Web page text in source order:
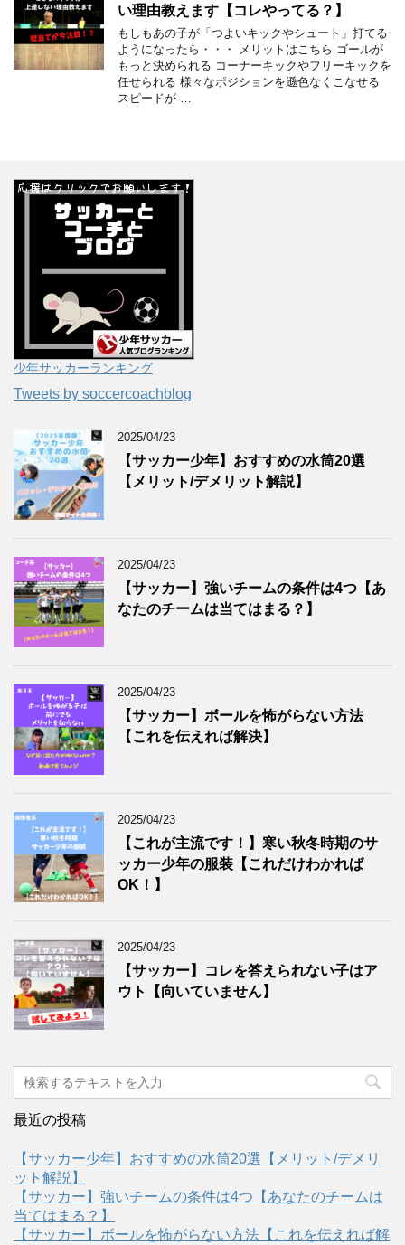
い理由教えます【コレやってる？】
もしもあの子が「つよいキックやシュート」打てる
ようになったら・・・ メリットはこちら ゴールが
もっと決められる コーナーキックやフリーキックを
任せられる 様々なポジションを遜色なくこなせる
スピードが …
少年サッカーランキング
Tweets by soccercoachblog
2025/04/23
【サッカー少年】おすすめの水筒20選
【メリット/デメリット解説】
2025/04/23
【サッカー】強いチームの条件は4つ【あ
なたのチームは当てはまる？】
2025/04/23
【サッカー】ボールを怖がらない方法
【これを伝えれば解決】
2025/04/23
【これが主流です！】寒い秋冬時期のサ
ッカー少年の服装【これだけわかれば
OK！】
2025/04/23
【サッカー】コレを答えられない子はア
ウト【向いていません】
最近の投稿
【サッカー少年】おすすめの水筒20選【メリット/デメリ
ット解説】
【サッカー】強いチームの条件は4つ【あなたのチームは
当てはまる？】
【サッカー】ボールを怖がらない方法【これを伝えれば解